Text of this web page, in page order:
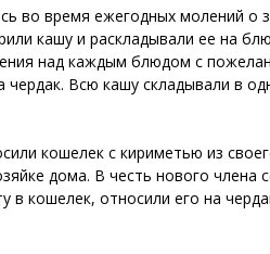
во время ежегодных молений
кашу и раскладывали ее на
над каждым блюдом с
Всю кашу складывали в
кошелек с кириметью из
дома. В честь нового
кошелек, относили его на